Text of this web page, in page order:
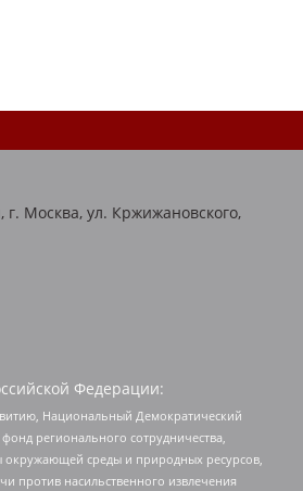
г. Москва, ул. Кржижановского,
Федерации:
Национальный Демократический
регионального сотрудничества,
окружающей среды и природных ресурсов,
против насильственного извлечения